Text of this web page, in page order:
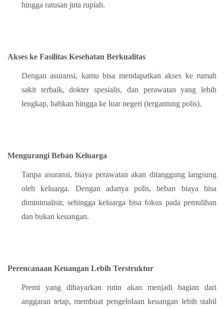
hingga ratusan juta rupiah.
Akses ke Fasilitas Kesehatan Berkualitas
Dengan asuransi, kamu bisa mendapatkan akses ke rumah
sakit terbaik, dokter spesialis, dan perawatan yang lebih
lengkap, bahkan hingga ke luar negeri (tergantung polis).
Mengurangi Beban Keluarga
Tanpa asuransi, biaya perawatan akan ditanggung langsung
oleh keluarga. Dengan adanya polis, beban biaya bisa
diminimalisir, sehingga keluarga bisa fokus pada pemulihan
dan bukan keuangan.
Perencanaan Keuangan Lebih Terstruktur
Premi yang dibayarkan rutin akan menjadi bagian dari
anggaran tetap, membuat pengelolaan keuangan lebih stabil